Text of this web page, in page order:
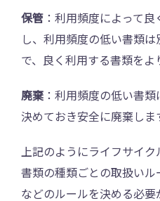
保管 ：利用頻度によって
し、利用頻度の低い書類
で、良く利用する書類をよ
廃棄 ：利用頻度の低い書
決めておき安全に廃棄しま
上記のようにライフサイク
書類の種類ごとの取扱い
などのルールを決める必要